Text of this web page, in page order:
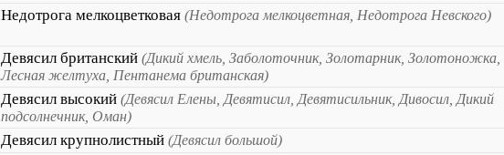
Недотрога мелкоцветковая (Недотрога мелкоцветная, Недотрога Невского)
Девясил британский (Дикий хмель, Заболоточник, Золотарник, Золотоножка,
Лесная желтуха, Пентанема британская)
Девясил высокий (Девясил Елены, Девятисил, Девятисильник, Дивосил, Дикий
подсолнечник, Оман)
Девясил крупнолистный (Девясил большой)